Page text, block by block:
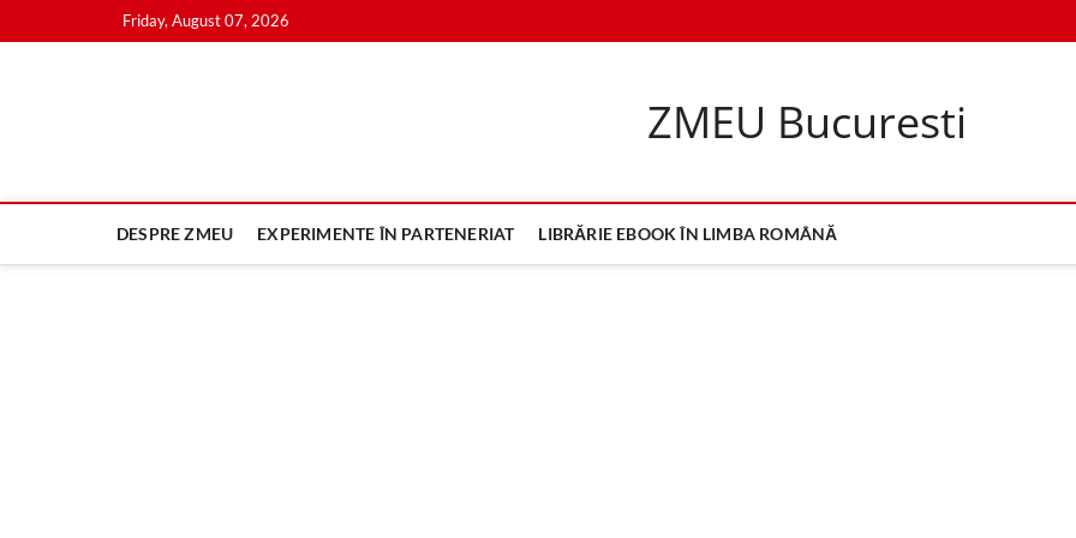
to
Friday, August 07, 2026
ZMEU Bucuresti
DESPRE ZMEU EXPERIMENTE ÎN PARTENERIAT LIBRĂRIE EBOOK ÎN LIMBA ROMÂNĂ